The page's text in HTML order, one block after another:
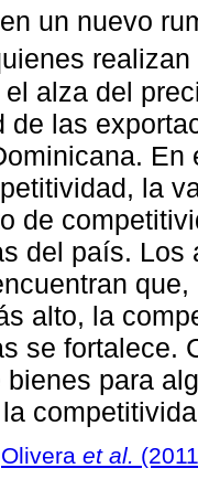
un nuevo
alza del
de las
la
de
del país.
alto, la
se fortalece.
para
Olivera et al. (2011